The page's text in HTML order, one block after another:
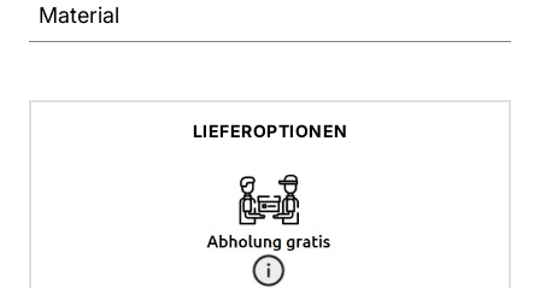
Material
LIEFEROPTIONEN